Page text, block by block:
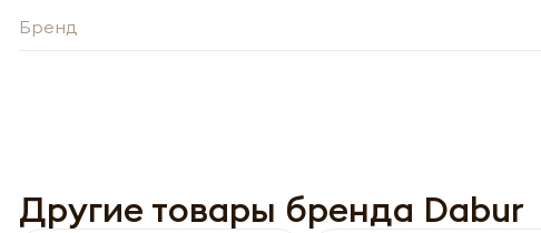
Бренд
Другие товары бренда Dabur